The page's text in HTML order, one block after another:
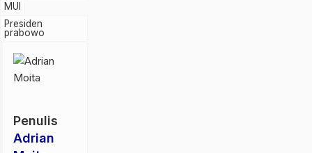
MUI
Presiden
prabowo
Penulis
Adrian